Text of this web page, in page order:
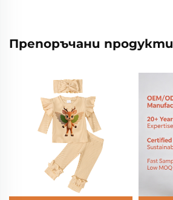
Препоръчани продукти